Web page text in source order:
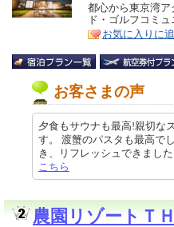
リ
ア
特
徴
都心から東京湾
ド・ゴルフコミ
お気に入りに
お客さまの声
夕食もサウナも最高!親切な
す。 渡蟹のパスタも最高で
き、リフレッシュできまし
こちら
農園リゾートＴ